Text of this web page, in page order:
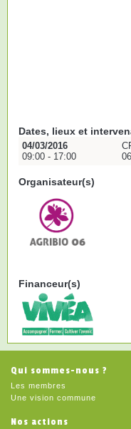
Dates, lieux et
04/03/2016
09:00 - 17:00
Organisateur(s)
Financeur(s)
Qui sommes-nous ?
Les membres
Une vision commune
Nos actions